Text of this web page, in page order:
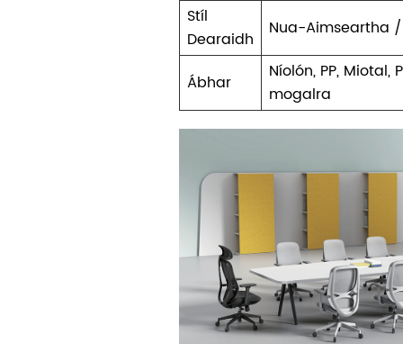
Stíl
Dearaidh
Nua-Aimseartha
Ábhar
Níolón, PP, Miotal,
mogalra